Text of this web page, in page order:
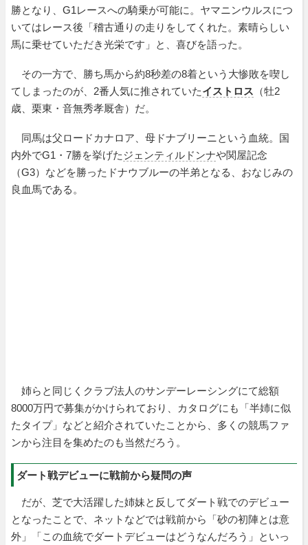
勝となり、G1レースへの騎乗が可能に。ヤマニンウルスにつ
いてはレース後「稽古通りの走りをしてくれた。素晴らしい
馬に乗せていただき光栄です」と、喜びを語った。
その一方で、勝ち馬から約8秒差の8着という大惨敗を喫し
てしまったのが、2番人気に推されていたイストロス （牡2
歳、栗東・音無秀孝厩舎）だ。
同馬は父ロードカナロア、母ドナブリーニという血統。国
内外でG1・7勝を挙げたジェンティルドンナや関屋記念
（G3）などを勝ったドナウブルーの半弟となる、おなじみの
良血馬である。
姉らと同じくクラブ法人のサンデーレーシングにて総額
8000万円で募集がかけられており、カタログにも「半姉に似
たタイプ」などと紹介されていたことから、多くの競馬ファ
ンから注目を集めたのも当然だろう。
ダート戦デビューに戦前から疑問の声
だが、芝で大活躍した姉妹と反してダート戦でのデビュー
となったことで、ネットなどでは戦前から「砂の初陣とは意
外」「この血統でダートデビューはどうなんだろう」といっ